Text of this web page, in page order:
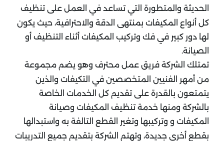
الحديثة والمتطورة التي تساعد في العمل على تنظيف
كل أنواع المكيفات بمنتهى الدقة والاحترافية، حيث يكون
لها دور كبير في فك وتركيب المكيفات أثناء التنظيف أو
الصيانة.
تمتلك الشركة فريق عمل محترف وهو يضم مجموعة
من أمهر الفنيين المتخصصين في التكيفات والذين
يتمتعون بالقدرة على تقديم كل الخدمات الخاصة
بالشركة ومنها خدمة تنظيف المكيفات وصيانة
المكيفات و وتركيبها وتغير القطع التالفة به واستبدالها
بقطع أخرى جديدة، وتهتم الشركة بتقديم جميع التدريبات